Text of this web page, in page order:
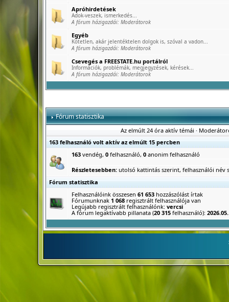
Apróhirdetések
Adok-veszek, ismerkedés...
A fórum házigazdái: Moderátorok
Egyéb
Kötetlen, akár jelentéktelen dolgok is, szóval a vadon...
A fórum házigazdái: Moderátorok
Csevegés a FREESTATE.hu portálról
Információk, problémák, megjegyzések, kérések...
A fórum házigazdái: Moderátorok
Fórum statisztika
Az elmúlt 24 óra aktív témái ·
163 felhasználó volt aktív az elmúlt 15 percben
163vendég, 0felhasználó, 0anonim felhasználó
Részletesebben: utolsó kattintás szerint, felhasználói név
Fórum statisztika
Felhasználóink összesen 61 653hozzászólást írtak
Fórumunknak 1 068regisztrált felhasználója van
Legújabb regisztrált felhasználónk: vercsi
A fórum legaktívabb pillanata (20 315felhasználó):